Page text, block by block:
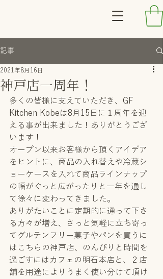
記事
神戸店一周年！
2021年8月16日
多くの皆様に支えていただき、GF
Kitchen Kobeは8月15日に１周年を迎
える事が出来ました！ありがとうござ
います！
オープン以来お客様から頂くアイデア
をヒントに、商品の入れ替えや冷蔵シ
ョーケースを入れて商品ラインナップ
の幅がぐっと広がったりと一年を通し
て徐々に変わってきました。
ありがたいことに定期的に通って下さ
る方々が増え、さっと気軽に立ち寄っ
てグルテンフリー菓子やパンを買うに
はこちらの神戸店、のんびりと時間を
過ごすにはカフェの明石本店と、２店
舗を用途によりうまく使い分けて頂け